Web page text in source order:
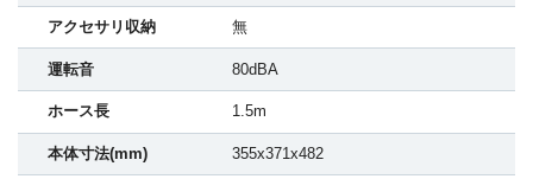
アクセサリ収納 無
運転音 80dBA
ホース長 1.5m
本体寸法(mm) 355x371x482